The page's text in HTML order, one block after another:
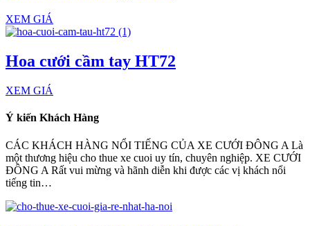
XEM GIÁ
Hoa cưới cầm tay HT72
XEM GIÁ
Ý kiến Khách Hàng
CÁC KHÁCH HÀNG NỔI TIẾNG CỦA XE CƯỚI ĐÔNG A Là
một thương hiệu cho thue xe cuoi uy tín, chuyên nghiệp. XE CƯỚI
ĐÔNG A Rất vui mừng và hãnh diễn khi được các vị khách nổi
tiếng tin…